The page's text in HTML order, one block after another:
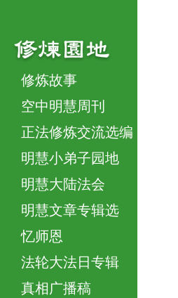
修炼故事
空中明慧周刊
正法修炼交流选编
明慧小弟子园地
明慧大陆法会
明慧文章专辑选
忆师恩
法轮大法日专辑
真相广播稿